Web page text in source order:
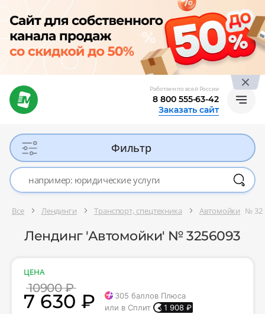
Работаем по всей России
8 800 555-63-42
Заказать сайт
Фильтр
Все Лендинги Транспорт, спецтехника Автомойки №
Лендинг 'Автомойки' № 3256093
ЦЕНА
10900 ₽
7 630 ₽ 305 баллов Плюса
или в Сплит
1 908 ₽